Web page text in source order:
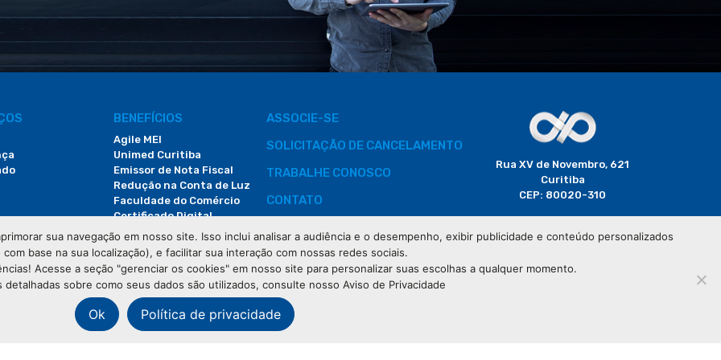
BENEFÍCIOS
Agile MEI
Unimed Curitiba
Emissor de Nota Fiscal
Redução na Conta de Luz
Faculdade do Comércio
Certificado Digital
ASSOCIE-SE
SOLICITAÇÃO DE CANCELAMENTO
TRABALHE CONOSCO
CONTATO
DEMANDAS JUDICIAIS
Rua XV de Novembro, 621
Curitiba
CEP: 80020-310
(41) 3320-2929
sua navegação em nosso site. Isso inclui analisar a audiência e o desempenho, exibir publicidade e conteúdo personalizados
com base na sua localização), e facilitar sua interação com nossas redes sociais.
Acesse a seção "gerenciar os cookies" em nosso site para personalizar suas escolhas a qualquer momento.
detalhadas sobre como seus dados são utilizados, consulte nosso Aviso de Privacidade
Ok Política de privacidade